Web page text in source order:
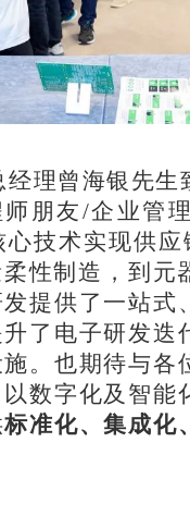
理曾海银先
朋友/企业管
技术实现供
性制造，到
提供了一站
了电子研发
。也期待与各
数字化及智
标准化、集成化